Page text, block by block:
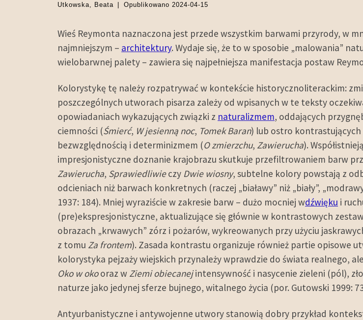
Utkowska, Beata Opublikowano 2024-04-15
Wieś Reymonta naznaczona jest przede wszystkim barwami przyrody, w
najmniejszym – architektury. Wydaje się, że to w sposobie „malowania”
wielobarwnej palety – zawiera się najpełniejsza manifestacja postaw
Kolorystykę tę należy rozpatrywać w kontekście historycznoliterackim:
poszczególnych utworach pisarza zależy od wpisanych w te teksty
opowiadaniach wykazujących związki z naturalizmem, oddających
ciemności (Śmierć, W jesienną noc, Tomek Baran) lub ostro kontrastujących
bezwzględnością i determinizmem (O zmierzchu, Zawierucha).
impresjonistyczne doznanie krajobrazu skutkuje przefiltrowaniem barw
Zawierucha, Sprawiedliwieczy Dwie wiosny, subtelne kolory powstają z
odcieniach niż barwach konkretnych (raczej „białawy” niż „biały”,
1937: 184). Mniej wyraziście w zakresie barw – dużo mocniej wdźwięku i
(pre)ekspresjonistyczne, aktualizujące się głównie w kontrastowych
obrazach „krwawych” zórz i pożarów, wykreowanych przy użyciu
z tomu Za frontem). Zasada kontrastu organizuje również partie opisowe
kolorystyka pejzaży wiejskich przynależy wprawdzie do świata realnego,
Oko w okooraz w Ziemi obiecanejintensywność i nasycenie zieleni (pól),
naturze jako jedynej sferze bujnego, witalnego życia (por. Gutowski 1999:
Antyurbanistyczne i antywojenne utwory stanowią dobry przykład